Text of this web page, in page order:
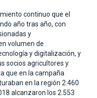
continuo que el
año tras año, con
y
volumen de
y digitalización, y
socios agricultores y
que en la campaña
en la región 2.460
alcanzaron los 2.553